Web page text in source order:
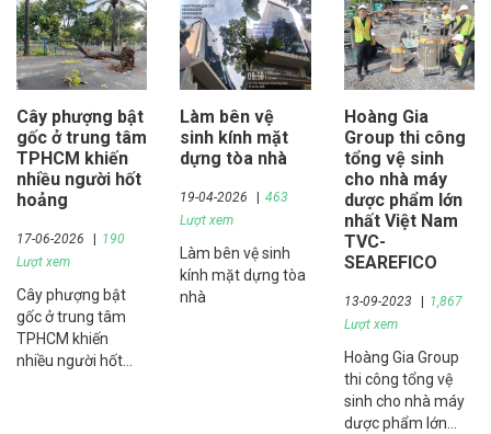
Cây phượng bật
gốc ở trung tâm
TPHCM khiến
nhiều người hốt
hoảng
17-06-2026
190
Lượt xem
Cây phượng bật
gốc ở trung tâm
TPHCM khiến
nhiều người hốt
Làm bên vệ
sinh kính mặt
dựng tòa nhà
19-04-2026
463
Lượt xem
Làm bên vệ sinh
kính mặt dựng tòa
nhà
Hoàng Gia
Group thi công
tổng vệ sinh
cho nhà máy
dược phẩm lớn
nhất Việt Nam
TVC-
SEAREFICO
13-09-2023
1,867
Lượt xem
Hoàng Gia Group
thi công tổng vệ
sinh cho nhà máy
dược phẩm lớn